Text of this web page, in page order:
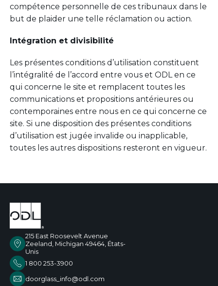
compétence personnelle de ces tribunaux dans le
but de plaider une telle réclamation ou action.
Intégration et divisibilité
Les présentes conditions d’utilisation constituent
l’intégralité de l’accord entre vous et ODL en ce
qui concerne le site et remplacent toutes les
communications et propositions antérieures ou
contemporaines entre nous en ce qui concerne ce
site. Si une disposition des présentes conditions
d’utilisation est jugée invalide ou inapplicable,
toutes les autres dispositions resteront en vigueur.
215 East Roosevelt Avenue
Zeeland, Michigan 49464, États-
Unis
1 800 253-3900
doorglass_info@odl.com